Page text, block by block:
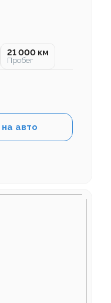
21 000 км
Пробег
авто